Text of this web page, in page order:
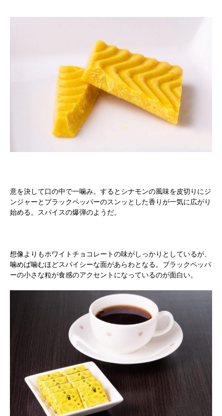
意を決して口の中で一噛み。するとシナモンの風味を皮切りにジ
ンジャーとブラックペッパーのスンッとした香りが一気に広がり
始める。スパイスの爆弾のようだ。
想像よりもホワイトチョコレートの味がしっかりとしているが、
噛めば噛むほどスパイシーな面があらわとなる。ブラックペッパ
ーの小さな粒が食感のアクセントになっているのが面白い。